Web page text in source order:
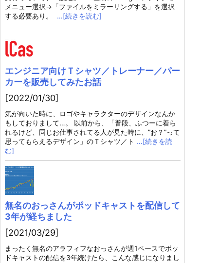
メニュー選択→「ファイルをミラーリングする」を選択
する必要あり。
…[続きを読む]
エンジニア向けＴシャツ／トレーナー／パー
カーを販売してみたお話
[2022/01/30]
気が向いた時に、ロゴやキャラクターのデザインなんか
もしておりまして…。 以前から、「普段、ふつーに着ら
れるけど、同じお仕事されてる人が見た時に、”お？”って
思ってもらえるデザイン」のＴシャツ／ト …[続きを読
む]
無名のおっさんがポッドキャストを配信して
3年が経ちました
[2021/03/29]
まったく無名のアラフィフなおっさんが週1ペースでポッ
ドキャストの配信を3年続けたら、こんな感じになりまし